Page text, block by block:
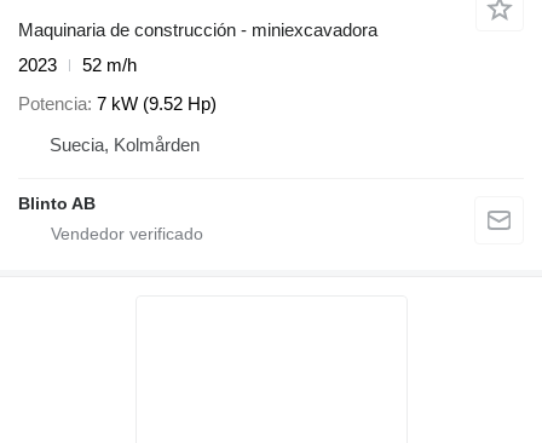
Maquinaria de construcción - miniexcavadora
2023
52 m/h
Potencia 7 kW (9.52 Hp)
Suecia, Kolmården
Blinto AB